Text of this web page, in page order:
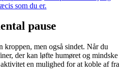
som du er.
pause
men også sindet. Når du
der kan løfte humøret og mindske
en mulighed for at koble af fra